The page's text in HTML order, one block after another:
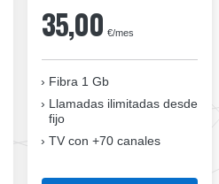
35,00 €/mes
Fibra 1 Gb
Llamadas ilimitadas desde
fijo
TV con +70 canales